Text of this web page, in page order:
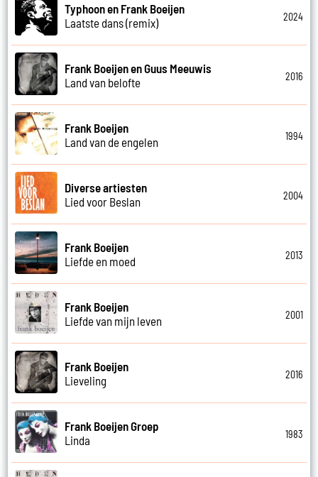
Typhoon en Frank Boeijen
Laatste dans (remix)
2024
Frank Boeijen en Guus Meeuwis
Land van belofte
2016
Frank Boeijen
Land van de engelen
1994
Diverse artiesten
Lied voor Beslan
2004
Frank Boeijen
Liefde en moed
2013
Frank Boeijen
Liefde van mijn leven
2001
Frank Boeijen
Lieveling
2016
Frank Boeijen Groep
Linda
1983